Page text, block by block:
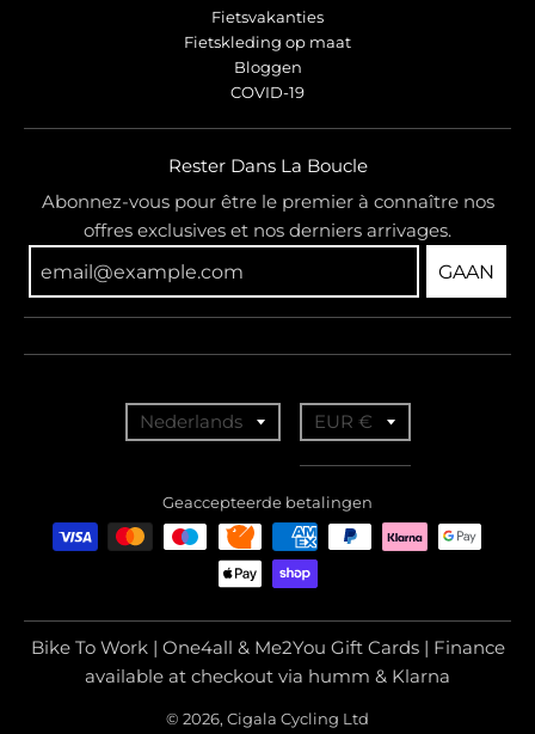
Fietsvakanties
Fietskleding op maat
Bloggen
COVID-19
Rester Dans La Boucle
Abonnez-vous pour être le premier à connaître nos
offres exclusives et nos derniers arrivages.
GAAN
n
a
t
Nederlands
a
n
s
a
t
EUR €
Geaccepteerde betalingen
Bike To Work | One4all & Me2You Gift Cards | Finance
available at checkout via humm & Klarna
© 2026, Cigala Cycling Ltd